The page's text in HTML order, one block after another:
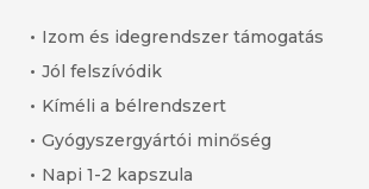
• Izom és idegrendszer támogatás
• Jól felszívódik
• Kíméli a bélrendszert
• Gyógyszergyártói minőség
• Napi 1-2 kapszula